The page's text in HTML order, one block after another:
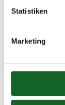
Statistiken
Marketing
Die Schüler/
zweitägigen